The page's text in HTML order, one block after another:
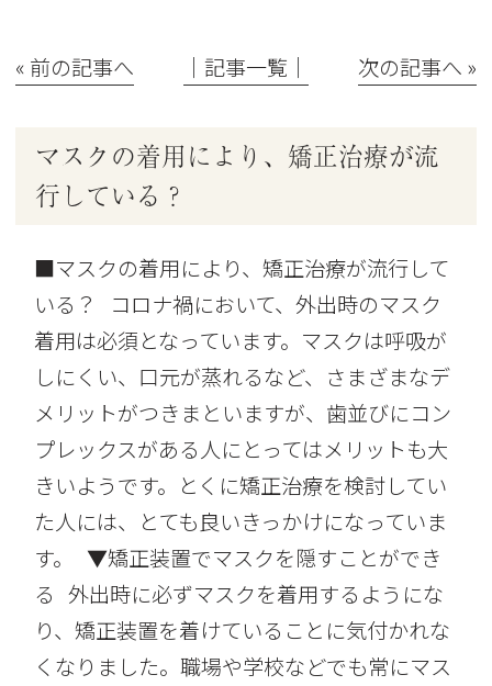
« 前の記事へ │記事一覧│ 次の記事へ »
マスクの着用により、矯正治療が流
行している？
■マスクの着用により、矯正治療が流行して
いる？ コロナ禍において、外出時のマスク
着用は必須となっています。マスクは呼吸が
しにくい、口元が蒸れるなど、さまざまなデ
メリットがつきまといますが、歯並びにコン
プレックスがある人にとってはメリットも大
きいようです。とくに矯正治療を検討してい
た人には、とても良いきっかけになっていま
す。 ▼矯正装置でマスクを隠すことができ
る 外出時に必ずマスクを着用するようにな
り、矯正装置を着けていることに気付かれな
くなりました。職場や学校などでも常にマス